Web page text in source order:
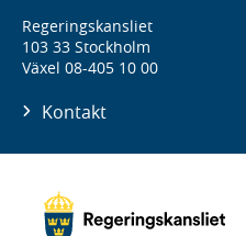
Regeringskansliet
103 33 Stockholm
Växel 08-405 10 00
Kontakt